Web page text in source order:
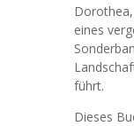
eines
führt.
Dieses